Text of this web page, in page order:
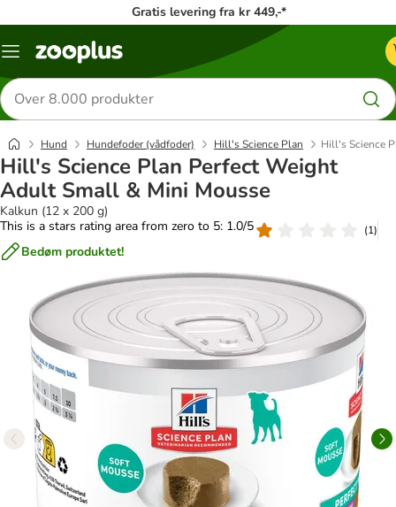
Gratis levering fra kr 449,-*
Menu
Søg
efter
produkter
Hund Hundefoder (vådfoder) Hill's Science Plan Hill's Science
Hill's Science Plan Perfect Weight
Adult Small & Mini Mousse
Kalkun (12 x 200 g)
This is a stars rating area from zero to 5: 1.0/5
(1)
Bedøm produktet!